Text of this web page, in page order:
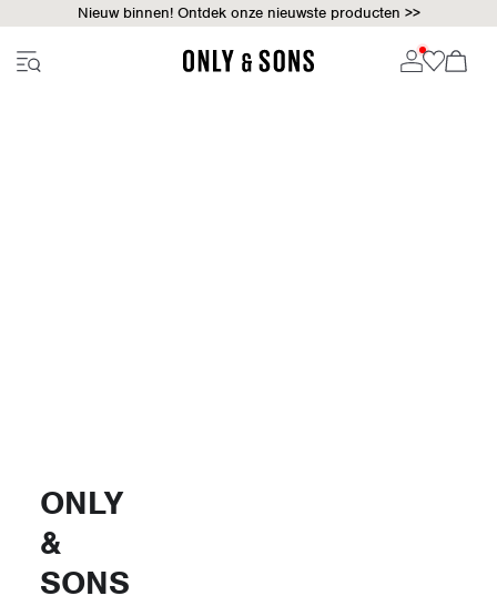
Nieuw binnen! Ontdek onze nieuwste producten >>
ONLY
&
SONS